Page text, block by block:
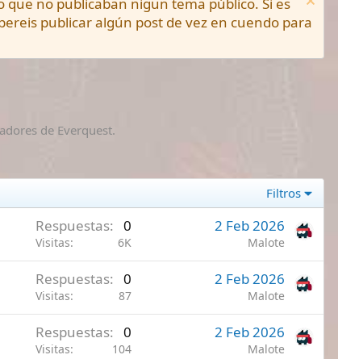
no publicaban nigun tema público. Si es
publicar algún post de vez en cuendo para
de Everquest.
Filtros
Respuestas 0
Visitas 6K
2 Feb 2026
Malote
Respuestas 0
Visitas 87
2 Feb 2026
Malote
Respuestas 0
Visitas 104
2 Feb 2026
Malote